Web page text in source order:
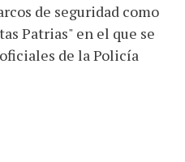
de seguridad como
Patrias" en el que se
de la Policía